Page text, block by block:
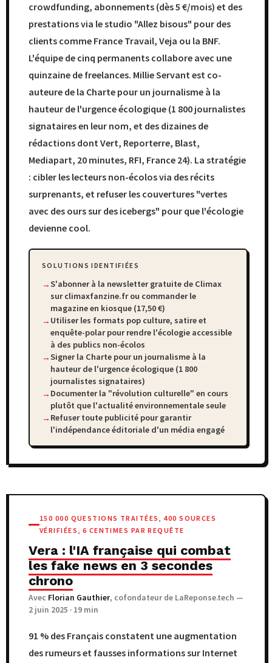
crowdfunding, abonnements (dès 5 €/mois) et des
prestations via le studio "Allez bisous" pour des
clients comme France Travail, Veja ou la BNF.
L'équipe de cinq permanents collabore avec une
quinzaine de freelances. Millie Servant est co-
auteure de la Charte pour un journalisme à la
hauteur de l'urgence écologique (1 800 journalistes
signataires en leur nom, et des dizaines de
rédactions dont Vert, Reporterre, Blast,
Mediapart, 20 minutes, RFI, France 24). La stratégie
: cibler les lecteurs non-écolos via des récits
surprenants, et refuser les couvertures "vertes
avec des ours sur des icebergs" pour que l'écologie
devienne cool.
SOLUTIONS IDENTIFIÉES
S'abonner à la newsletter gratuite de Climax
sur climaxfanzine.fr ou commander le
magazine en kiosque (17,50 €)
Utiliser les formats pop culture, satire et
enquête-polar pour rendre l'écologie accessible
à des publics non-écolos
Signer la Charte pour un journalisme à la
hauteur de l'urgence écologique (1 800
journalistes signataires)
Documenter la "révolution culturelle" en cours
plutôt que l'actualité environnementale seule
Refuser toute publicité pour garantir
l'indépendance éditoriale d'un média engagé
150 000 QUESTIONS TRAITÉES, 400 SOURCES
VÉRIFIÉES, 6 CENTIMES PAR REQUÊTE
Vera : l'IA française qui combat
les fake news en 3 secondes
chrono
Avec Florian Gauthier, cofondateur de LaReponse.tech —
2 juin 2025 · 19 min
91 % des Français constatent une augmentation
des rumeurs et fausses informations sur Internet